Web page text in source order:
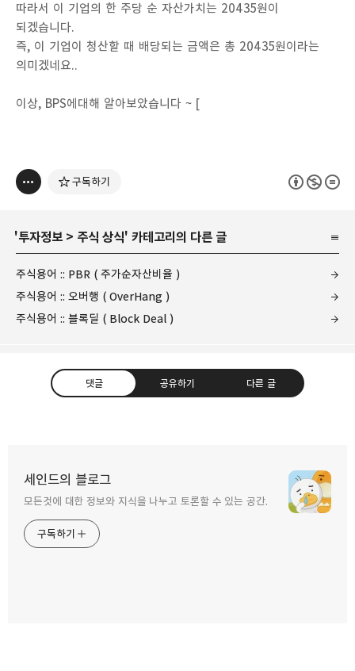
따라서 이 기업의 한 주당 순 자산가치는 20435원이
되겠습니다.
즉, 이 기업이 청산할 때 배당되는 금액은 총 20435원이라는
의미겠네요..
이상, BPS에대해 알아보았습니다 ~ [
구독하기
'투자정보 > 주식 상식' 카테고리의 다른 글
주식용어 :: PBR ( 주가순자산비율 )
주식용어 :: 오버행 ( OverHang )
주식용어 :: 블록딜 ( Block Deal )
댓글 공유하기 다른 글
세인드의 블로그
모든것에 대한 정보와 지식을 나누고 토론할 수 있는 공간.
구독하기
2011.02.22
주식용어 :: 오버행 ( OverHang )